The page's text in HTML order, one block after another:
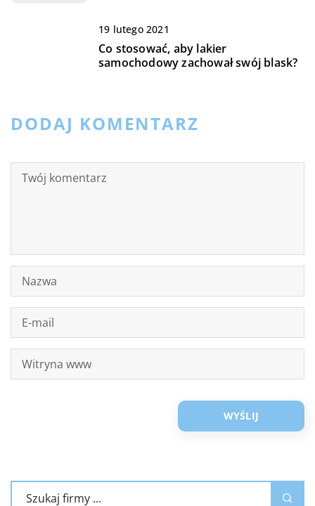
19 lutego 2021
Co stosować, aby lakier
samochodowy zachował swój blask?
DODAJ KOMENTARZ